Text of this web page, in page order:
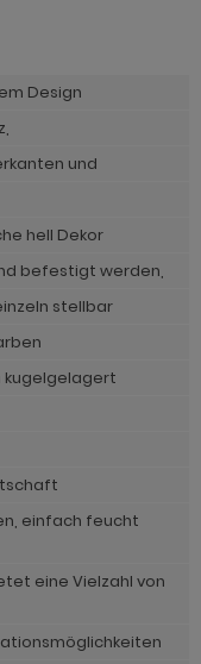
Design
und
hell Dekor
befestigt werden,
stellbar
kugelgelagert
einfach feucht
eine Vielzahl von